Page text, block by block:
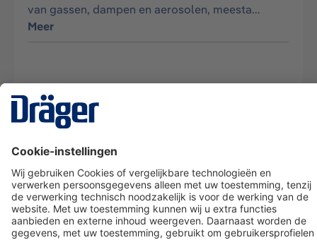
van gassen, dampen en aerosolen, meesta…
Meer
Dräger klantenservice
Over Dräger